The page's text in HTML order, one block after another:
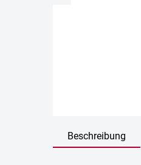
Beschreibung